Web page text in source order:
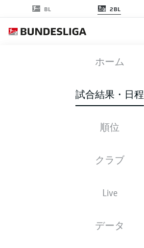
BL 2BL
ホーム
試合結果・日程
順位
クラブ
Live
データ
KSC HSV
4 2
スターティングメンバー